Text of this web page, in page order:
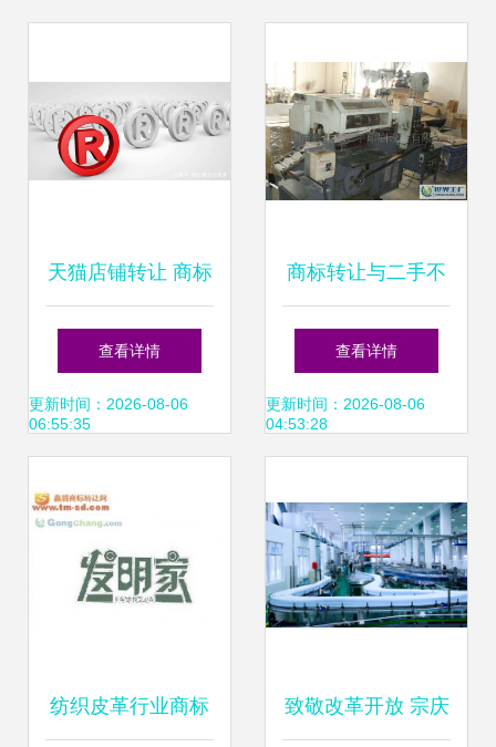
天猫店铺转让 商标
（R标与TM标）细
节决定交易成败
查看详情
更新时间：2026-08-06
06:55:35
商标转让与二手不
干胶印刷设备的关
系探讨
查看详情
更新时间：2026-08-06
04:53:28
纺织皮革行业商标 致敬改革开放 宗庆